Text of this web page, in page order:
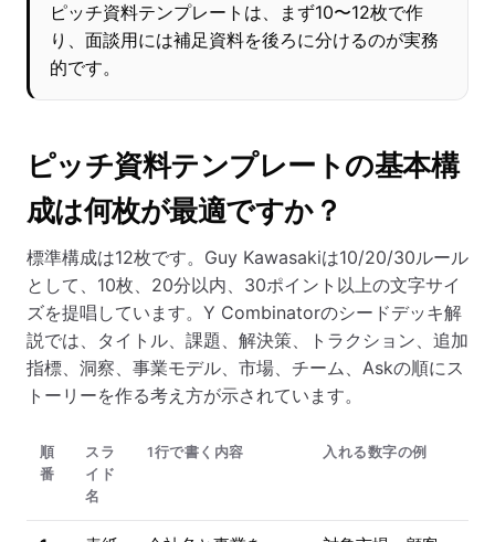
ピッチ資料テンプレートは、まず10〜12枚で作
り、面談用には補足資料を後ろに分けるのが実務
的です。
ピッチ資料テンプレートの基本構
成は何枚が最適ですか？
標準構成は12枚です。Guy Kawasakiは10/20/30ルール
として、10枚、20分以内、30ポイント以上の文字サイ
ズを提唱しています。Y Combinatorのシードデッキ解
説では、タイトル、課題、解決策、トラクション、追加
指標、洞察、事業モデル、市場、チーム、Askの順にス
トーリーを作る考え方が示されています。
順
番
スラ
イド
名
1行で書く内容 入れる数字の例